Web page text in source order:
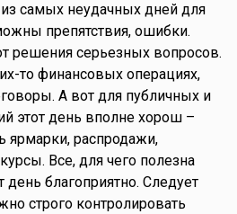
самых неудачных дней для
препятствия, ошибки.
решения серьезных вопросов.
то финансовых операциях,
А вот для публичных и
этот день вполне хорош –
ярмарки, распродажи,
Все, для чего полезна
день благоприятно. Следует
строго контролировать